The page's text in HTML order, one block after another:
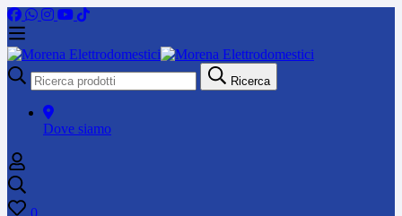
Ricerca
per:
Ricerca
Dove siamo
0